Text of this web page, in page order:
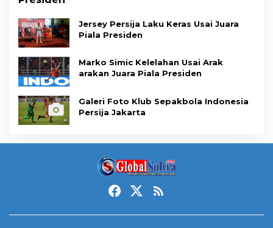
Jersey Persija Laku Keras Usai Juara
Piala Presiden
Marko Simic Kelelahan Usai Arak
arakan Juara Piala Presiden
Galeri Foto Klub Sepakbola Indonesia
Persija Jakarta